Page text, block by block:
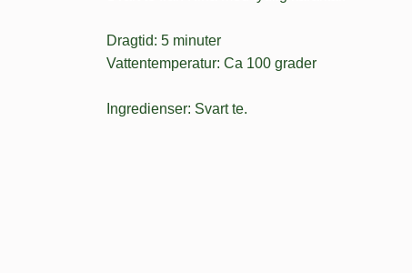
Dragtid: 5 minuter
Vattentemperatur: Ca 100 grader
Ingredienser: Svart te.